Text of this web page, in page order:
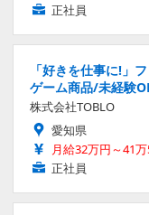
正社員
「好きを仕事に!」
ゲーム商品/未経験
株式会社TOBLO
愛知県
月給32万円～41
正社員